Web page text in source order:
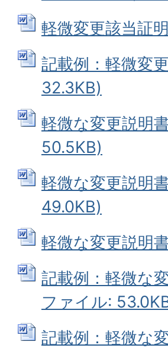
軽微変更該当証
記載例：軽微変
32.3KB)
軽微な変更説明
50.5KB)
軽微な変更説明
49.0KB)
軽微な変更説明
記載例：軽微な
ファイル:
記載例：軽微な